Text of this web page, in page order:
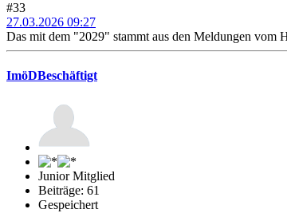
#33
27.03.2026 09:27
Das mit dem "2029" stammt aus den Meldungen vom
ImöDBeschäftigt
Junior Mitglied
Beiträge: 61
Gespeichert